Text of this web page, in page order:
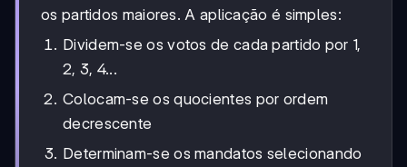
os partidos maiores. A aplicação é simples:
Dividem-se os votos de cada partido por 1,
2, 3, 4...
Colocam-se os quocientes por ordem
decrescente
Determinam-se os mandatos selecionando